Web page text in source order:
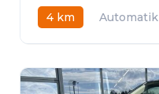
4 km Automatik